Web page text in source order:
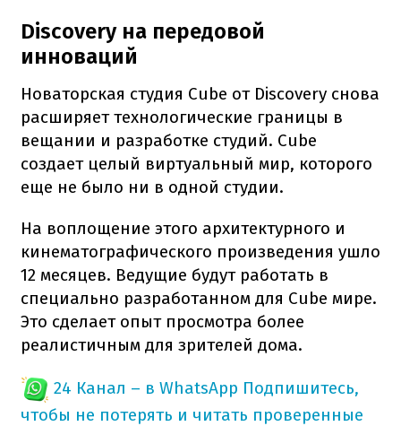
Discovery на передовой
инноваций
Новаторская студия Cube от Discovery снова
расширяет технологические границы в
вещании и разработке студий. Cube
создает целый виртуальный мир, которого
еще не было ни в одной студии.
На воплощение этого архитектурного и
кинематографического произведения ушло
12 месяцев. Ведущие будут работать в
специально разработанном для Cube мире.
Это сделает опыт просмотра более
реалистичным для зрителей дома.
24 Канал – в WhatsApp Подпишитесь,
чтобы не потерять и читать проверенные